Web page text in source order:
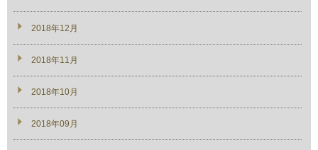
2018年12月
2018年11月
2018年10月
2018年09月